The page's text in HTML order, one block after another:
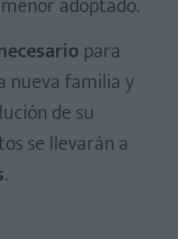
adoptado.
para
nueva familia y
de su
se llevarán a
.